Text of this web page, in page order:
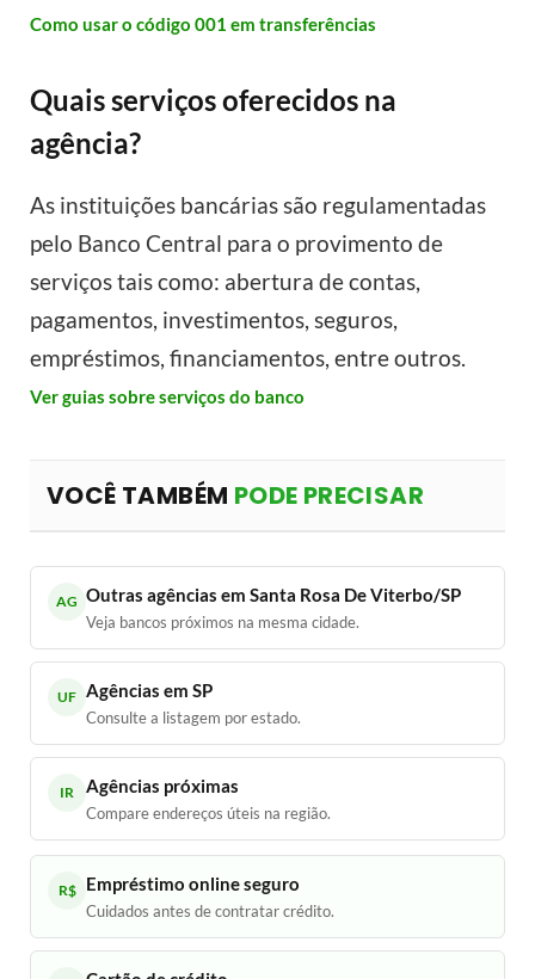
Como usar o código 001 em transferências
Quais serviços oferecidos na
agência?
As instituições bancárias são regulamentadas
pelo Banco Central para o provimento de
serviços tais como: abertura de contas,
pagamentos, investimentos, seguros,
empréstimos, financiamentos, entre outros.
Ver guias sobre serviços do banco
VOCÊ TAMBÉM PODE PRECISAR
AG Outras agências em Santa Rosa De Viterbo/SP
Veja bancos próximos na mesma cidade.
UF Agências em SP
Consulte a listagem por estado.
IR Agências próximas
Compare endereços úteis na região.
R$ Empréstimo online seguro
Cuidados antes de contratar crédito.